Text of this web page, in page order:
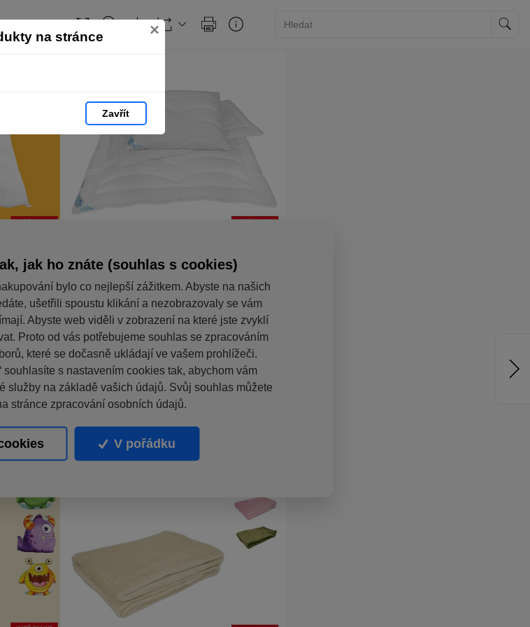
na stránce ×
Zavřít
jak ho znáte (souhlas s cookies)
bylo co nejlepší zážitkem. Abyste na našich
ušetřili spoustu klikání a nezobrazovaly se vám
Abyste web viděli v zobrazení na které jste zvyklí
Proto od vás potřebujeme souhlas se zpracováním
které se dočasně ukládají ve vašem prohlížeči.
souhlasíte s nastavením cookies tak, abychom vám
služby na základě vašich údajů. Svůj souhlas můžete
stránce zpracování osobních údajů.
V pořádku